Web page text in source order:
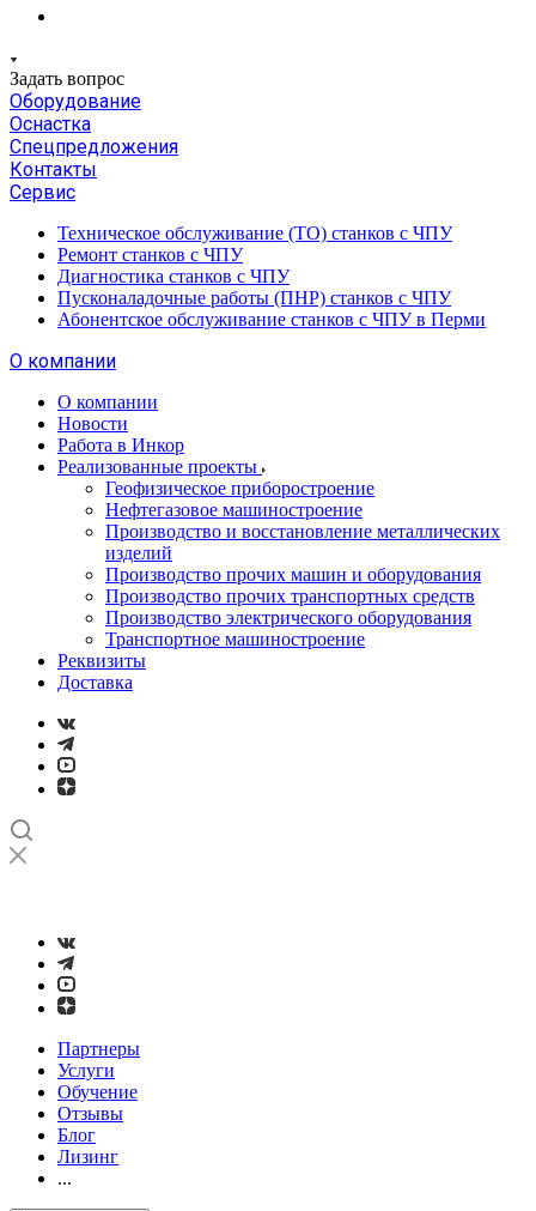
Задать вопрос
Оборудование
Оснастка
Спецпредложения
Контакты
Сервис
Техническое обслуживание (ТО) станков с ЧПУ
Ремонт станков с ЧПУ
Диагностика станков с ЧПУ
Пусконаладочные работы (ПНР) станков с ЧПУ
Абонентское обслуживание станков с ЧПУ в Перми
О компании
О компании
Новости
Работа в Инкор
Реализованные проекты
Геофизическое приборостроение
Нефтегазовое машиностроение
Производство и восстановление металлических
изделий
Производство прочих машин и оборудования
Производство прочих транспортных средств
Производство электрического оборудования
Транспортное машиностроение
Реквизиты
Доставка
Партнеры
Услуги
Обучение
Отзывы
Блог
Лизинг
...